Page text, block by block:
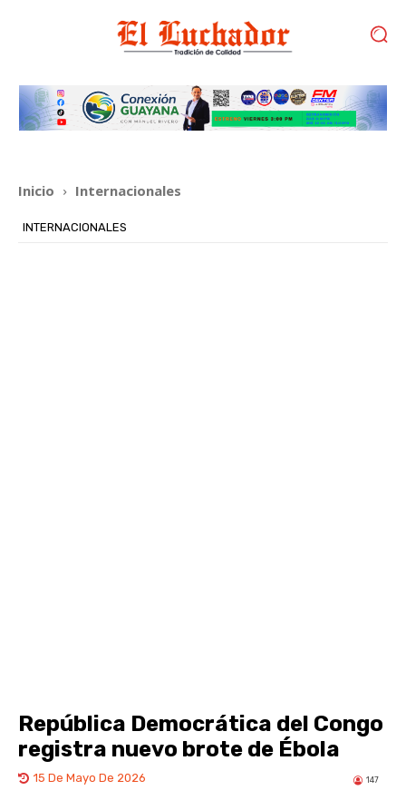
Inicio Internacionales
INTERNACIONALES
República Democrática del Congo
registra nuevo brote de Ébola
15 De Mayo De 2026 147